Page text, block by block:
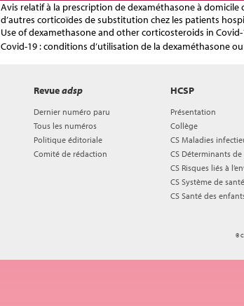
Avis relatif à la prescription de dexaméthasone à
d’autres corticoïdes de substitution chez les patients
Use of dexamethasone and other corticosteroids in
Covid-19 : conditions d’utilisation de la dexaméthasone
HCSP
Présentation
Collège
CS Maladies
CS Déterminants
CS Risques liés à
CS Système de
CS Santé des
Revueadsp
Dernier numéro paru
Tous les numéros
Politique éditoriale
Comité de rédaction
©